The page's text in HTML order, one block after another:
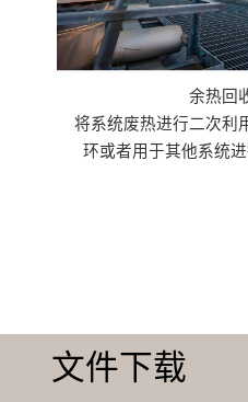
余热回
将系统废热进行二次利
环或者用于其他系统进
文件下载